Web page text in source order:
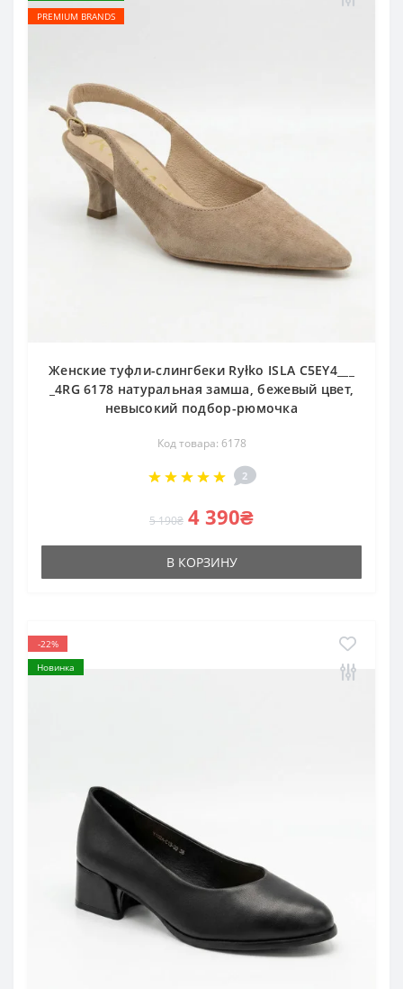
PREMIUM BRANDS
Женские туфли-слингбеки Ryłko ISLA C5EY4___
_4RG 6178 натуральная замша, бежевый цвет,
невысокий подбор-рюмочка
Код товара: 6178
2
5 190₴ 4 390₴
В КОРЗИНУ
-22%
Новинка